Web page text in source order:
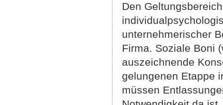
Den
unternehmerischer
Firma. Soziale Boni
auszeichnende
gelungenen Etappe
müssen